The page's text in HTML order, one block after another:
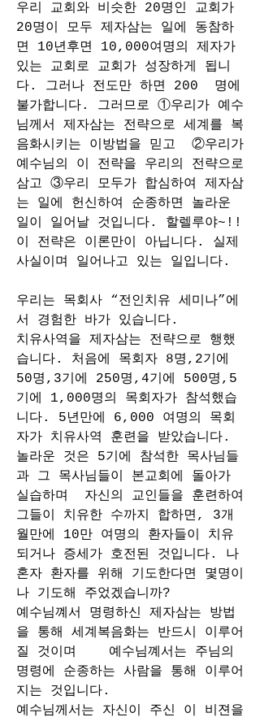
우리 교회와 비슷한 20명인 교회가
20명이 모두 제자삼는 일에 동참하
면 10년후면 10,000여명의 제자가
있는 교회로 교회가 성장하게 됩니
다. 그러나 전도만 하면 200  명에
불가합니다. 그러므로 ①우리가 예수
님께서 제자삼는 전략으로 세계를 복
음화시키는 이방법을 믿고  ②우리가
예수님의 이 전략을 우리의 전략으로
삼고 ③우리 모두가 합심하여 제자삼
는 일에 헌신하여 순종하면 놀라운
이 전략은 이론만이 아닙니다. 실제
사실이며 일어나고 있는 일입니다.
우리는 목회사 “전인치유 세미나”에
서 경험한 바가 있습니다.
치유사역을 제자삼는 전략으로 행했
습니다. 처음에 목회자 8명,2기에
50명,3기에 250명,4기에 500명,5
기에 1,000명의 목회자가 참석했습
니다. 5년만에 6,000 여명의 목회
자가 치유사역 훈련을 받았습니다.
놀라운 것은 5기에 참석한 목사님들
과 그 목사님들이 본교회에 돌아가
실습하며  자신의 교인들을 훈련하여
그들이 치유한 수까지 합하면, 3개
월만에 10만 여명의 환자들이 치유
되거나 증세가 호전된 것입니다. 나
혼자 환자를 위해 기도한다면 몇명이
나 기도해 주었겠습니까?
예수님꼐서 명령하신 제자삼는 방법
을 통해 세계복음화는 반드시 이루어
질 것이며    예수님꼐서는 주님의
명령에 순종하는 사람을 통해 이루어
지는 것입니다.
예수님께서는 자신이 주신 이 비젼을